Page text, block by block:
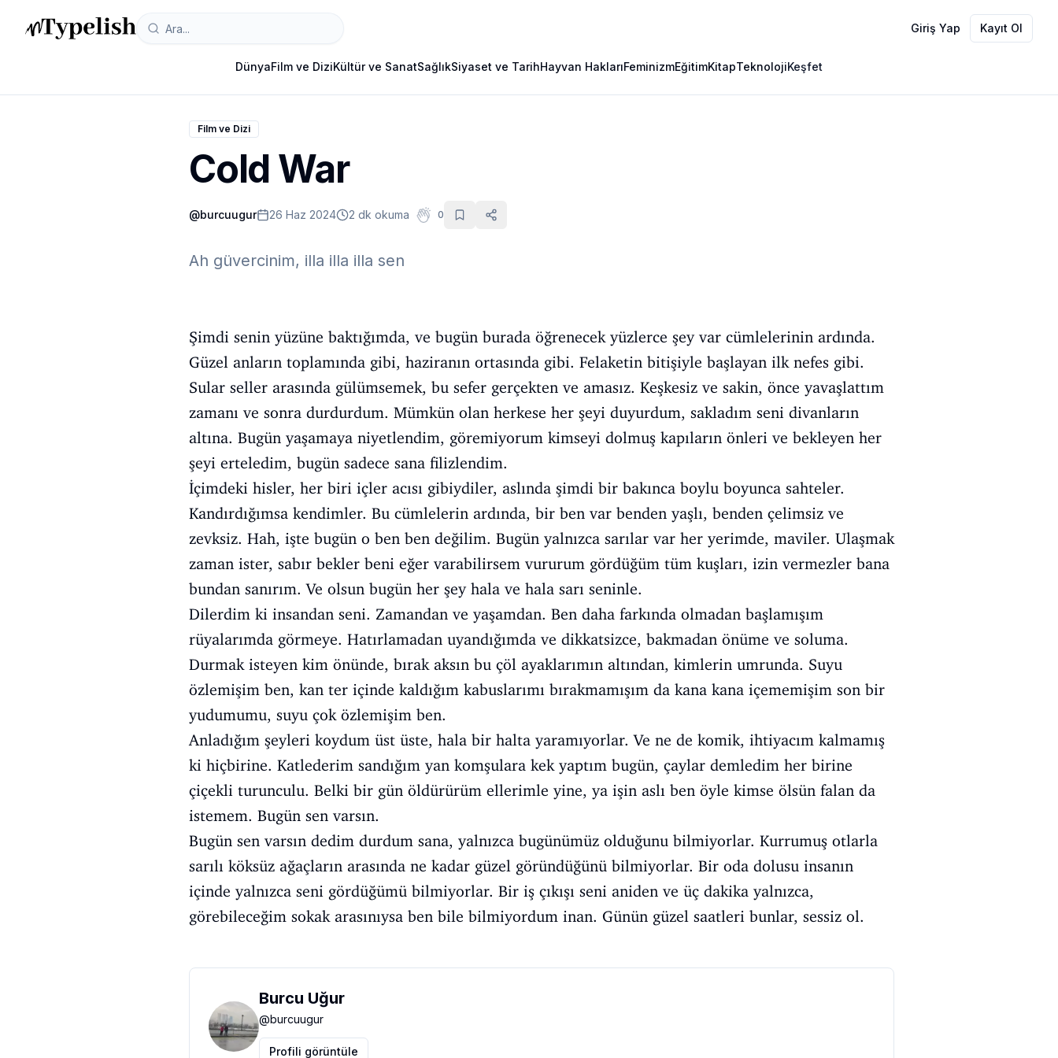
Giriş Yap Kayıt Ol
DünyaFilm ve DiziKültür ve SanatSağlıkSiyaset ve TarihHayvan HaklarıFeminizmEğitimKitapTeknolojiKeşfet
Film ve Dizi
Cold War
@burcuugur 26 Haz 2024 2 dk okuma 0
Ah güvercinim, illa illa illa sen
Şimdi senin yüzüne baktığımda, ve bugün burada öğrenecek yüzlerce şey var cümlelerinin ardında.
Güzel anların toplamında gibi, haziranın ortasında gibi. Felaketin bitişiyle başlayan ilk nefes gibi.
Sular seller arasında gülümsemek, bu sefer gerçekten ve amasız. Keşkesiz ve sakin, önce yavaşlattım
zamanı ve sonra durdurdum. Mümkün olan herkese her şeyi duyurdum, sakladım seni divanların
altına. Bugün yaşamaya niyetlendim, göremiyorum kimseyi dolmuş kapıların önleri ve bekleyen her
şeyi erteledim, bugün sadece sana filizlendim.
İçimdeki hisler, her biri içler acısı gibiydiler, aslında şimdi bir bakınca boylu boyunca sahteler.
Kandırdığımsa kendimler. Bu cümlelerin ardında, bir ben var benden yaşlı, benden çelimsiz ve
zevksiz. Hah, işte bugün o ben ben değilim. Bugün yalnızca sarılar var her yerimde, maviler. Ulaşmak
zaman ister, sabır bekler beni eğer varabilirsem vururum gördüğüm tüm kuşları, izin vermezler bana
bundan sanırım. Ve olsun bugün her şey hala ve hala sarı seninle.
Dilerdim ki insandan seni. Zamandan ve yaşamdan. Ben daha farkında olmadan başlamışım
rüyalarımda görmeye. Hatırlamadan uyandığımda ve dikkatsizce, bakmadan önüme ve soluma.
Durmak isteyen kim önünde, bırak aksın bu çöl ayaklarımın altından, kimlerin umrunda. Suyu
özlemişim ben, kan ter içinde kaldığım kabuslarımı bırakmamışım da kana kana içememişim son bir
yudumumu, suyu çok özlemişim ben.
Anladığım şeyleri koydum üst üste, hala bir halta yaramıyorlar. Ve ne de komik, ihtiyacım kalmamış
ki hiçbirine. Katlederim sandığım yan komşulara kek yaptım bugün, çaylar demledim her birine
çiçekli turunculu. Belki bir gün öldürürüm ellerimle yine, ya işin aslı ben öyle kimse ölsün falan da
istemem. Bugün sen varsın.
Bugün sen varsın dedim durdum sana, yalnızca bugünümüz olduğunu bilmiyorlar. Kurrumuş otlarla
sarılı köksüz ağaçların arasında ne kadar güzel göründüğünü bilmiyorlar. Bir oda dolusu insanın
içinde yalnızca seni gördüğümü bilmiyorlar. Bir iş çıkışı seni aniden ve üç dakika yalnızca,
görebileceğim sokak arasınıysa ben bile bilmiyordum inan. Günün güzel saatleri bunlar, sessiz ol.
Burcu Uğur
@burcuugur
Profili görüntüle